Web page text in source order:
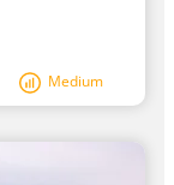
Medium